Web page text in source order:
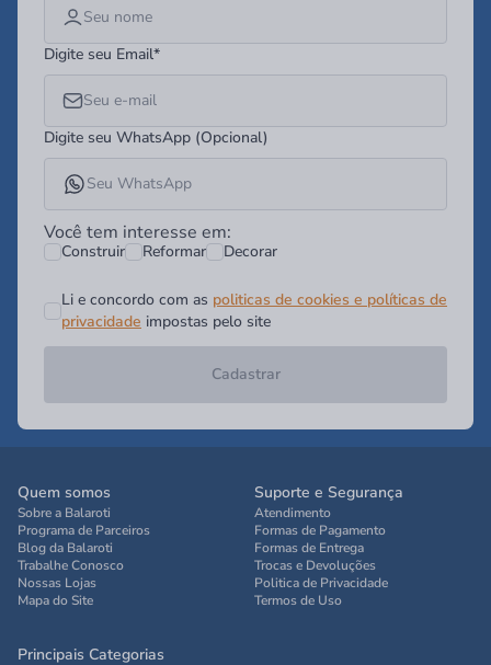
Digite seu Email*
Digite seu WhatsApp (Opcional)
Você tem interesse em:
Construir Reformar Decorar
Li e concordo com as politicas de cookies e políticas de
privacidade impostas pelo site
Cadastrar
Quem somos
Sobre a Balaroti
Programa de Parceiros
Blog da Balaroti
Trabalhe Conosco
Nossas Lojas
Mapa do Site
Suporte e Segurança
Atendimento
Formas de Pagamento
Formas de Entrega
Trocas e Devoluções
Politica de Privacidade
Termos de Uso
Principais Categorias